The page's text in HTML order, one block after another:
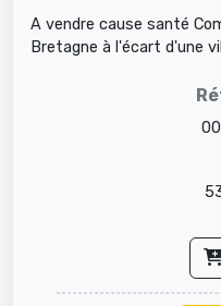
A vendre cause santé
Bretagne à l'écart d'une